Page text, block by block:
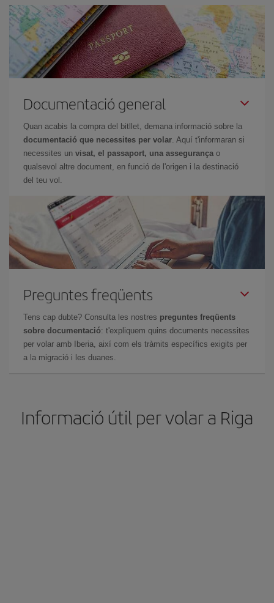
Documentació general
Quan acabis la compra del bitllet, demana informació sobre la
documentació que necessites per volar. Aquí t'informaran si
necessites un visat, el passaport, una assegurança o
qualsevol altre document, en funció de l'origen i la destinació
del teu vol.
Preguntes freqüents
Tens cap dubte? Consulta les nostres preguntes freqüents
sobre documentació: t'expliquem quins documents necessites
per volar amb Iberia, així com els tràmits específics exigits per
a la migració i les duanes.
Informació útil per volar a Riga